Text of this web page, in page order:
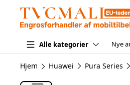
Alle kategorier Nye
Hjem Huawei Pura Series